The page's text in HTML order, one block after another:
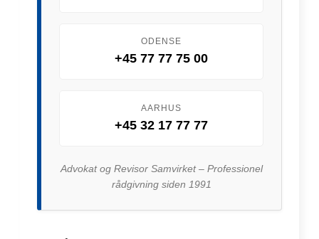
ODENSE
+45 77 77 75 00
AARHUS
+45 32 17 77 77
Advokat og Revisor Samvirket – Professionel
rådgivning siden 1991